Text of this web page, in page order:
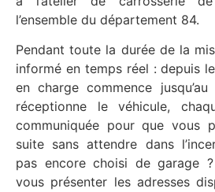
l’ensemble du département 84.
Pendant toute la durée de la
informé en temps réel : depuis
en charge commence
réceptionne le véhicule,
communiquée pour que vous
suite sans attendre dans
pas encore choisi de garage
vous présenter les adresses